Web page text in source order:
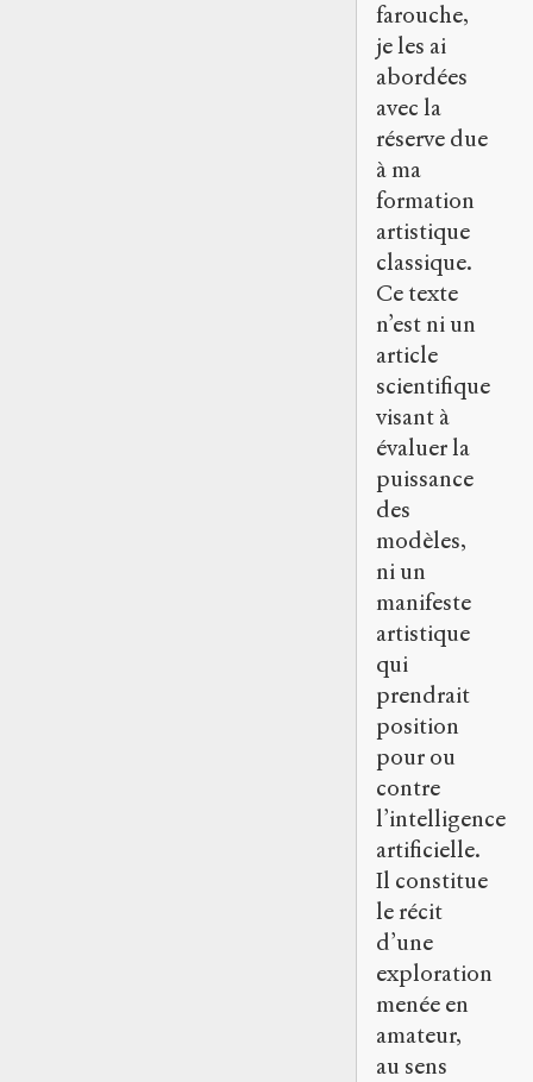
farouche,
je les ai
abordées
avec la
réserve due
à ma
formation
artistique
classique.
Ce texte
n’est ni un
article
scientifique
visant à
évaluer la
puissance
des
modèles,
ni un
manifeste
artistique
qui
prendrait
position
pour ou
contre
l’intelligence
artificielle.
Il constitue
le récit
d’une
exploration
menée en
amateur,
au sens